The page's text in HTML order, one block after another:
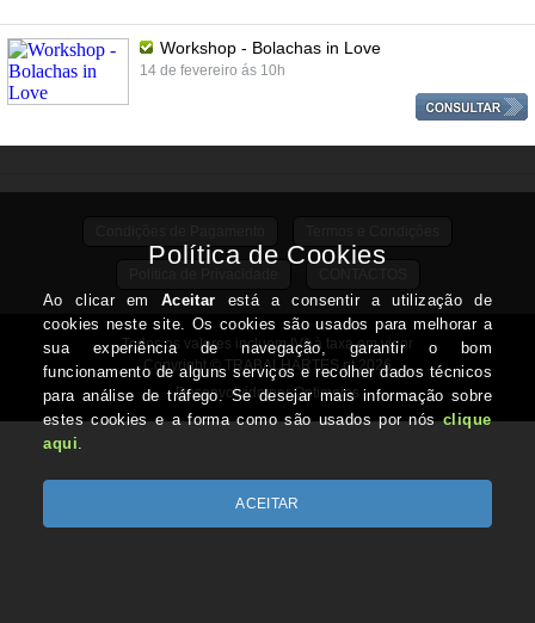
Workshop - Bolachas in Love
14 de fevereiro ás 10h
Todos os valores incluem IVA à taxa em vigor
Copyright © TRABALHARTES.pt 2026
Desenvolvido por Optimeios